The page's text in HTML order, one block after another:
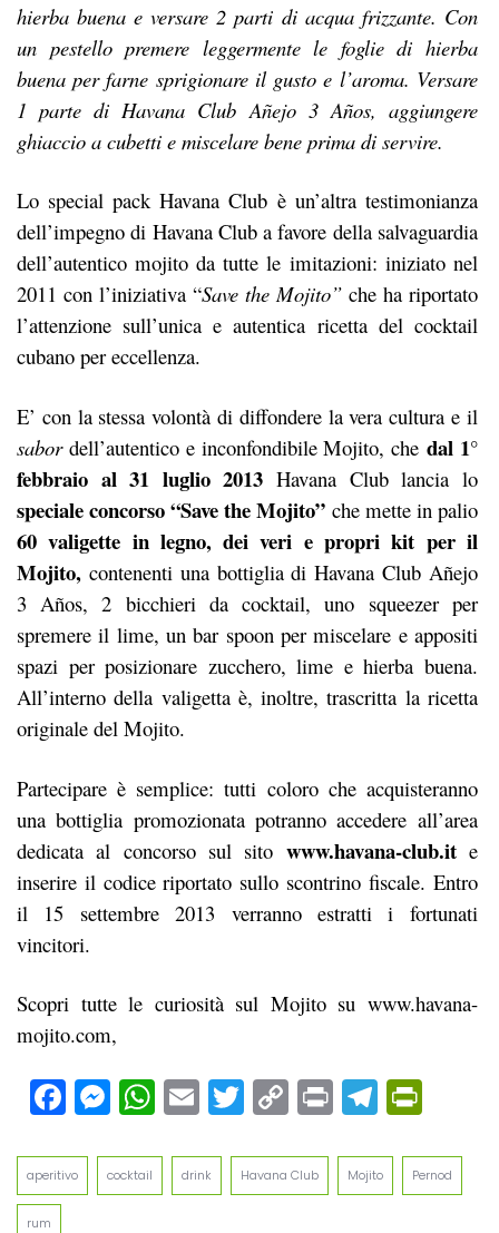
hierba buena e versare 2 parti di acqua frizzante. Con
un pestello premere leggermente le foglie di hierba
buena per farne sprigionare il gusto e l’aroma. Versare
1 parte di Havana Club Añejo 3 Años, aggiungere
ghiaccio a cubetti e miscelare bene prima di servire.
Lo special pack Havana Club è un’altra testimonianza
dell’impegno di Havana Club a favore della salvaguardia
dell’autentico mojito da tutte le imitazioni: iniziato nel
2011 con l’iniziativa “Save the Mojito” che ha riportato
l’attenzione sull’unica e autentica ricetta del cocktail
cubano per eccellenza.
E’ con la stessa volontà di diffondere la vera cultura e il
sabor dell’autentico e inconfondibile Mojito, chedal 1°
febbraio al 31 luglio 2013 Havana Club lancia lo
speciale concorso “Save the Mojito” che mette in palio
60 valigette in legno, dei veri e propri kit per il
Mojito, contenenti una bottiglia di Havana Club Añejo
3 Años, 2 bicchieri da cocktail, uno squeezer per
spremere il lime, un bar spoon per miscelare e appositi
spazi per posizionare zucchero, lime e hierba buena.
All’interno della valigetta è, inoltre, trascritta la ricetta
originale del Mojito.
Partecipare è semplice: tutti coloro che acquisteranno
una bottiglia promozionata potranno accedere all’area
dedicata al concorso sul sito www.havana-club.ite
inserire il codice riportato sullo scontrino fiscale. Entro
il 15 settembre 2013 verranno estratti i fortunati
vincitori.
Scopri tutte le curiosità sul Mojito su www.havana-
mojito.com,
Facebook
Messenger
WhatsApp
EmailTwitter
Copy
Link
Print
aperitivo cocktail drink Havana Club Mojito Pernod
rum